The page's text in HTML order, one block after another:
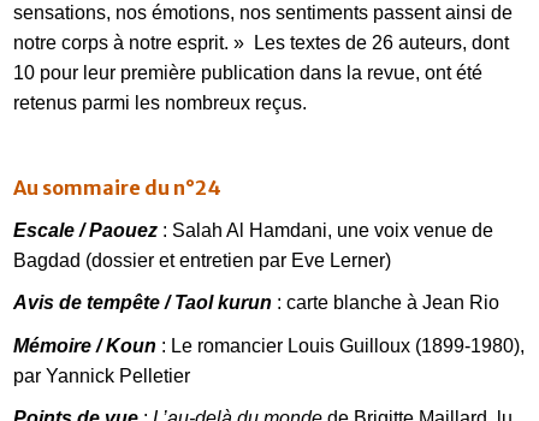
sensations, nos émotions, nos sentiments passent ainsi de
notre corps à notre esprit. » Les textes de 26 auteurs, dont
10 pour leur première publication dans la revue, ont été
retenus parmi les nombreux reçus.
Au sommaire du n°24
Escale / Paouez : Salah Al Hamdani, une voix venue de
Bagdad (dossier et entretien par Eve Lerner)
Avis de tempête / Taol kurun : carte blanche à Jean Rio
Mémoire / Koun : Le romancier Louis Guilloux (1899-1980),
par Yannick Pelletier